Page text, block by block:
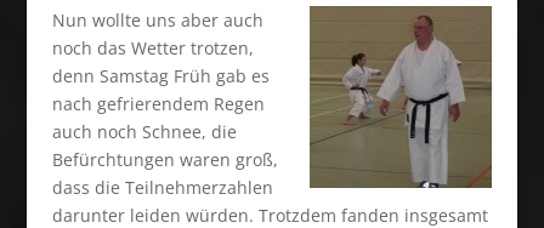
Nun wollte uns aber auch
noch das Wetter trotzen,
denn Samstag Früh gab es
nach gefrierendem Regen
auch noch Schnee, die
Befürchtungen waren groß,
dass die Teilnehmerzahlen
darunter leiden würden. Trotzdem fanden insgesamt